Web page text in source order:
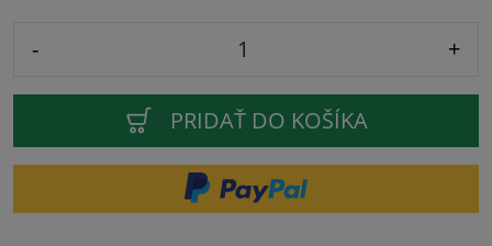
- +
PRIDAŤ DO KOŠÍKA